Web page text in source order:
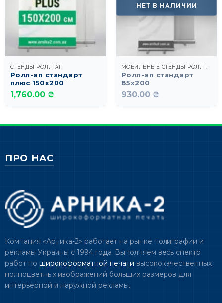
СТЕНДЫ РОЛЛ-АП
Ролл-ап стандарт
плюс 150х200
1,760.00 ₴
НЕТ В НАЛИЧИИ
МОБИЛЬНЫЕ СТЕНДЫ РОЛЛ-АП СТАНДАРТ
Ролл-ап стандарт
85х200
930.00 ₴
ПРО НАС
Компания «Арника-2» работает на рынке полиграфии и
рекламы Украины с 1994 года. Выполняем весь спектр
работ по широкоформатной печати высококачественных
полноцветных изображений больших размеров для
интерьерной и наружной рекламы.